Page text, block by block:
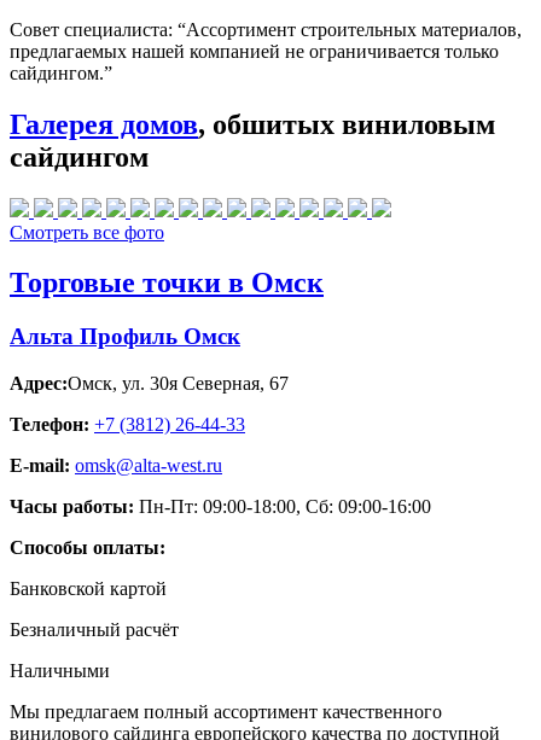
Совет специалиста: “Ассортимент строительных материалов,
предлагаемых нашей компанией не ограничивается только
сайдингом.”
Галерея домов, обшитых виниловым
сайдингом
Смотреть все фото
Торговые точки в Омск
Альта Профиль Омск
Адрес:Омск, ул. 30я Северная, 67
Телефон: +7 (3812) 26‑44-33
E-mail: omsk@alta-west.ru
Часы работы: Пн-Пт: 09:00-18:00, Сб: 09:00-16:00
Способы оплаты:
Банковской картой
Безналичный расчёт
Наличными
Мы предлагаем полный ассортимент качественного
винилового сайдинга европейского качества по доступной